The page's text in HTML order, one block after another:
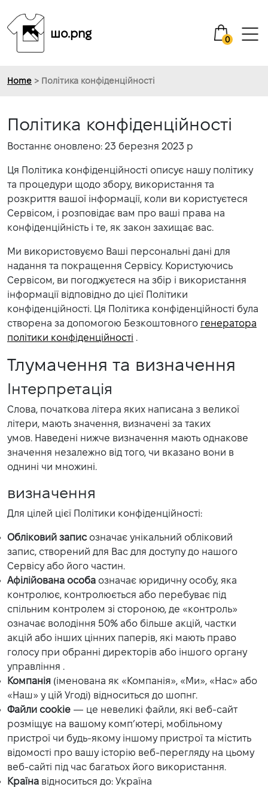
шо.png 0
Home > Політика конфіденційності
Політика конфіденційності
Востаннє оновлено: 23 березня 2023 р
Ця Політика конфіденційності описує нашу політику
та процедури щодо збору, використання та
розкриття вашої інформації, коли ви користуєтеся
Сервісом, і розповідає вам про ваші права на
конфіденційність і те, як закон захищає вас.
Ми використовуємо Ваші персональні дані для
надання та покращення Сервісу. Користуючись
Сервісом, ви погоджуєтеся на збір і використання
інформації відповідно до цієї Політики
конфіденційності. Ця Політика конфіденційності була
створена за допомогою Безкоштовного генератора
політики конфіденційності .
Тлумачення та визначення
Інтерпретація
Слова, початкова літера яких написана з великої
літери, мають значення, визначені за таких
умов. Наведені нижче визначення мають однакове
значення незалежно від того, чи вказано вони в
однині чи множині.
визначення
Для цілей цієї Політики конфіденційності:
Обліковий записозначає унікальний обліковий
запис, створений для Вас для доступу до нашого
Сервісу або його частин.
Афілійована особа означає юридичну особу, яка
контролює, контролюється або перебуває під
спільним контролем зі стороною, де «контроль»
означає володіння 50% або більше акцій, частки
акцій або інших цінних паперів, які мають право
голосу при обранні директорів або іншого органу
управління .
Компанія (іменована як «Компанія», «Ми», «Нас» або
«Наш» у цій Угоді) відноситься до шопнг.
Файли cookie — це невеликі файли, які веб-сайт
розміщує на вашому комп’ютері, мобільному
пристрої чи будь-якому іншому пристрої та містить
відомості про вашу історію веб-перегляду на цьому
веб-сайті під час багатьох його використання.
Країна відноситься до: Україна